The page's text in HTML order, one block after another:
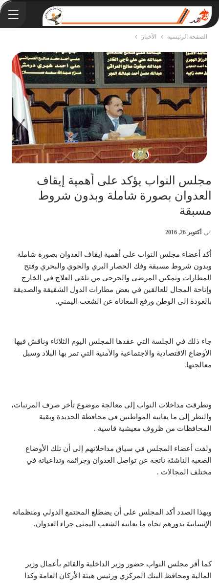
الصفحة الرئيسية الأخبار
مجلس النواب يؤكد على أهمية إيقاف
العدوان بصورة شاملة وبدون شروط
مسبقة
في أكتوبر 26, 2016
أكد أعضاء مجلس النواب على أهمية إيقاف العدوان بصورة شاملة
وبدون شروط مسبقة وفك الحصار البري والجوي والبحري وفتح
المطارات وتمكين المرضى والجرحى من تلقي العلاج في الخارج
وإتاحة المجال للعالقين في بعض مطارات الدول الشقيقة والصديقة
بالعودة إلى الوطن ورفع المعاناة عن الشعب اليمني.
جاء ذلك في الجلسة التي عقدها المجلس اليوم الثلاثاء وناقش فيها
الأوضاع الاقتصادية والاجتماعية والأمنية التي تمر بها البلاد وسبل
معالجتها.
وتطرقت مداخلات النواب إلى معالجة موضوع تأخر صرف المرتبات،
والنظر إلى ما يعانيه المواطنين في محافظة الحديدة وبقية
المحافظات من ظروف معيشية قاسية .
ولفت أعضاء المجلس في سياق مداخلاتهم إلى أن تلك الأوضاع
الصعبة الناشئة ناتجة عن تواصل العدوان وجرائمه وتداعياته في
مختلف المجالات .
وبهذا الصدد أكد المجلس على أن يضطلع المجتمع الدولي ومنظماته
الإنسانية بدورهم تجاه ما يعانيه الشعب اليمني جراء العدوان.
كما أقر مجلس النواب حضور وزير الداخلية والقائم بأعمال وزير
المالية ومحافظ البنك المركزي ورئيس هيئة الأركان العامة وكذا